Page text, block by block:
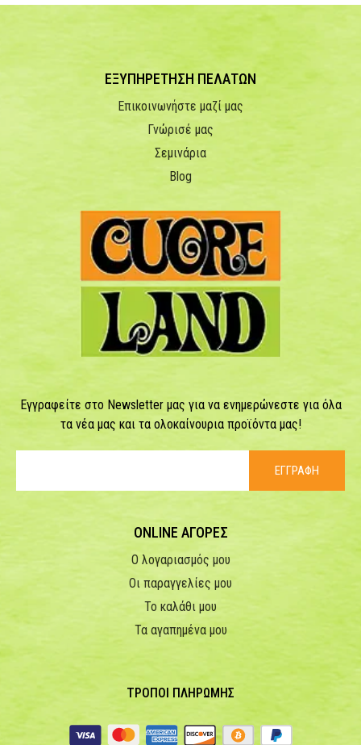
ΕΞΥΠΗΡΕΤΗΣΗ ΠΕΛΑΤΩΝ
Επικοινωνήστε μαζί μας
Γνώρισέ μας
Σεμινάρια
Blog
Εγγραφείτε στο Newsletter μας για να ενημερώνεστε για όλα
τα νέα μας και τα ολοκαίνουρια προϊόντα μας!
ΕΓΓΡΑΦΗ
ONLINE ΑΓΟΡΕΣ
Ο λογαριασμός μου
Οι παραγγελίες μου
Το καλάθι μου
Τα αγαπημένα μου
ΤΡΟΠΟΙ ΠΛΗΡΩΜΗΣ